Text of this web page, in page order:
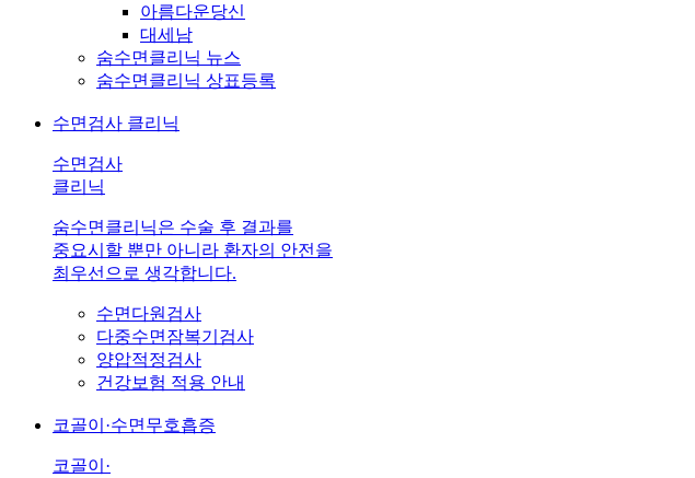
아름다운당신
대세남
숨수면클리닉 뉴스
숨수면클리닉 상표등록
수면검사 클리닉
수면검사
클리닉
숨수면클리닉은 수술 후 결과를
중요시할 뿐만 아니라 환자의 안전을
최우선으로 생각합니다.
수면다원검사
다중수면잠복기검사
양압적정검사
건강보험 적용 안내
코골이·수면무호흡증
코골이·